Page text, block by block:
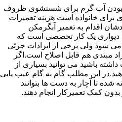
آب گرم برای شستشوی ظروف
خانواده است هزینه تعمیرات
اقدام به تعمیر آبگرمکن
دیواری یک کار تخصصی است که
شود ولی برخی از ایرادات جزئی
مبتدی هم قابل اصلاح است.اگر
باشید می توانید بسیاری از
این مطلب گام به گام عیب یابی
تا آچار به دست ها بتوانند
کمک تعمیرکار انجام دهند.